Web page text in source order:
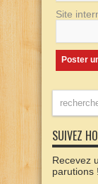
Site
SUIVEZ
Recevez
parutions !